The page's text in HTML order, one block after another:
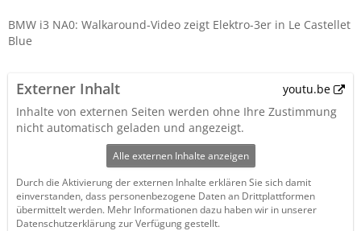
BMW i3 NA0: Walkaround-Video zeigt Elektro-3er in Le Castellet
Blue
Externer Inhalt
youtu.be
Inhalte von externen Seiten werden ohne Ihre Zustimmung
nicht automatisch geladen und angezeigt.
Alle externen Inhalte anzeigen
Durch die Aktivierung der externen Inhalte erklären Sie sich damit
einverstanden, dass personenbezogene Daten an Drittplattformen
übermittelt werden. Mehr Informationen dazu haben wir in unserer
Datenschutzerklärung zur Verfügung gestellt.